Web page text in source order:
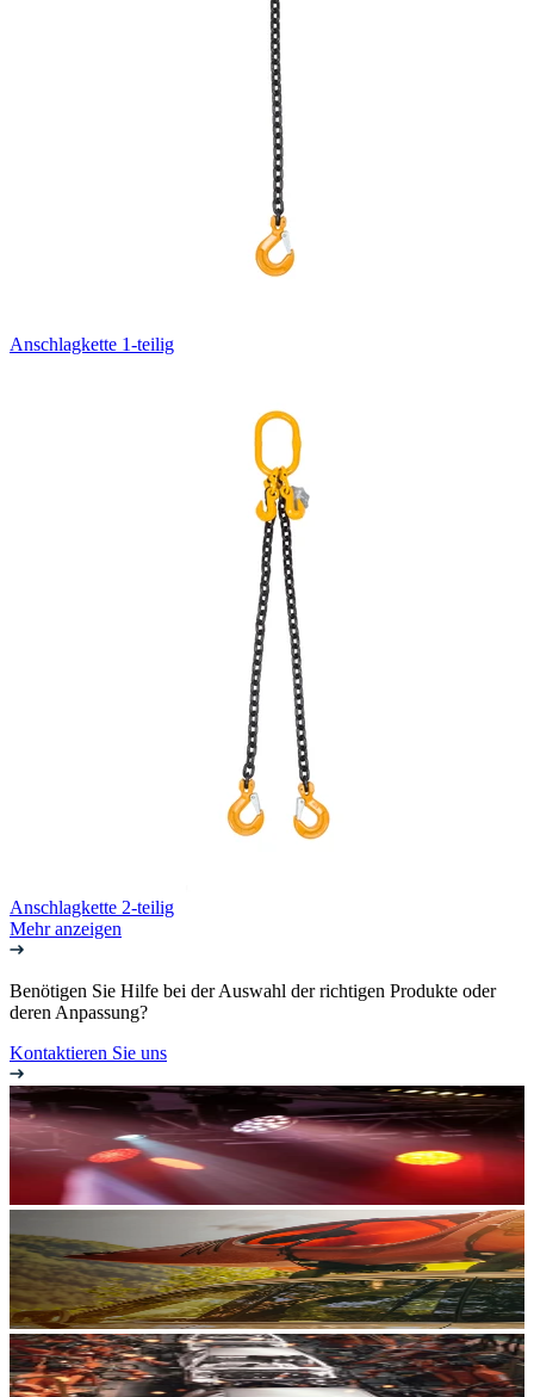
Anschlagkette 1-teilig
Anschlagkette 2-teilig
Mehr anzeigen
Benötigen Sie Hilfe bei der Auswahl der richtigen Produkte oder
deren Anpassung?
Kontaktieren Sie uns